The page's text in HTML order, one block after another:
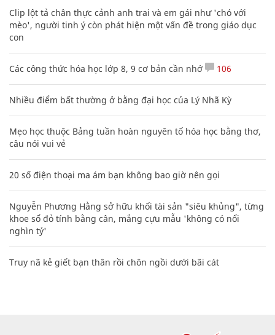
Clip lột tả chân thực cảnh anh trai và em gái như 'chó với
mèo', người tinh ý còn phát hiện một vấn đề trong giáo dục
con
Các công thức hóa học lớp 8, 9 cơ bản cần nhớ 106
Nhiều điểm bất thường ở bằng đại học của Lý Nhã Kỳ
Mẹo học thuộc Bảng tuần hoàn nguyên tố hóa học bằng thơ,
câu nói vui vẻ
20 số điện thoại ma ám bạn không bao giờ nên gọi
Nguyễn Phương Hằng sở hữu khối tài sản "siêu khủng", từng
khoe sổ đỏ tính bằng cân, mắng cựu mẫu 'không có nổi
nghìn tỷ'
Truy nã kẻ giết bạn thân rồi chôn ngồi dưới bãi cát